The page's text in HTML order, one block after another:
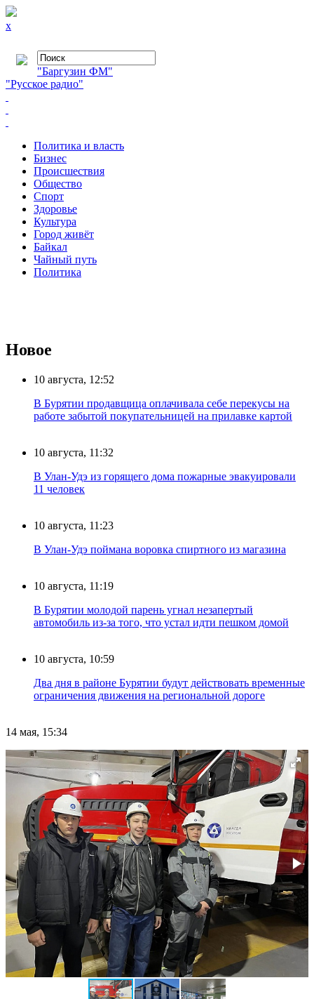
x
"Баргузин ФМ"
"Русское радио"
Политика и власть
Бизнес
Происшествия
Общество
Cпорт
Здоровье
Культура
Город живёт
Байкал
Чайный путь
Политика
Новое
10 августа, 12:52
В Бурятии продавщица оплачивала себе перекусы на
работе забытой покупательницей на прилавке картой
10 августа, 11:32
В Улан-Удэ из горящего дома пожарные эвакуировали
11 человек
10 августа, 11:23
В Улан-Удэ поймана воровка спиртного из магазина
10 августа, 11:19
В Бурятии молодой парень угнал незапертый
автомобиль из-за того, что устал идти пешком домой
10 августа, 10:59
Два дня в районе Бурятии будут действовать временные
ограничения движения на региональной дороге
14 мая, 15:34